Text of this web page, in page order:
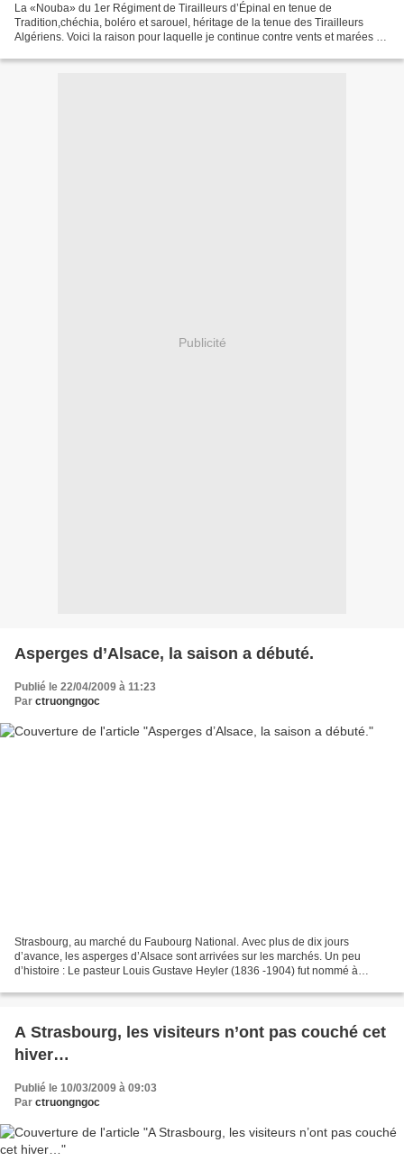
La «Nouba» du 1er Régiment de Tirailleurs d’Épinal en tenue de
Tradition,chéchia, boléro et sarouel, héritage de la tenue des Tirailleurs
Algériens. Voici la raison pour laquelle je continue contre vents et marées à
Publicité
Asperges d’Alsace, la saison a débuté.
Publié le 22/04/2009 à 11:23
Par ctruongngoc
Strasbourg, au marché du Faubourg National. Avec plus de dix jours
d’avance, les asperges d’Alsace sont arrivées sur les marchés. Un peu
d’histoire : Le pasteur Louis Gustave Heyler (1836 -1904) fut nommé à
A Strasbourg, les visiteurs n’ont pas couché cet
hiver…
Publié le 10/03/2009 à 09:03
Par ctruongngoc